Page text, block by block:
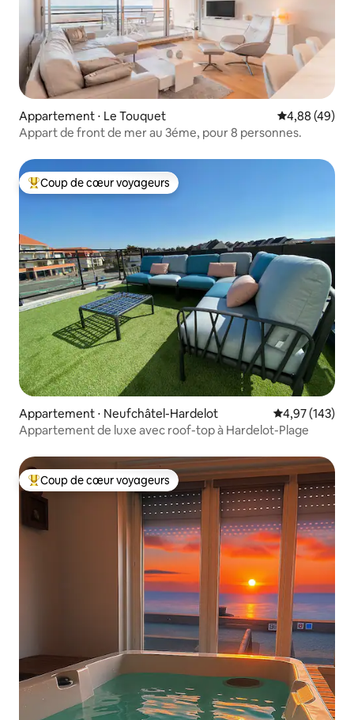
Appartement ⋅ Le Touquet Évaluation
4,88 (49)
Appart de front de mer au 3éme, pour 8 personnes.
Coups de cœur voyageurs les plus appréciés
Coup de cœur voyageurs
Appartement ⋅ Neufchâtel-Hardelot Évaluation
4,97 (143)
Appartement de luxe avec roof-top à Hardelot-Plage
Coups de cœur voyageurs les plus appréciés
Coup de cœur voyageurs